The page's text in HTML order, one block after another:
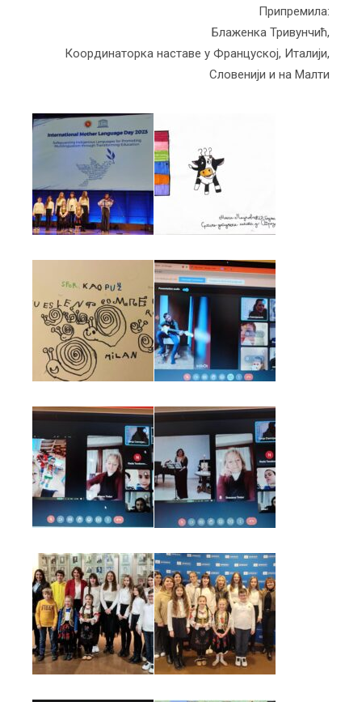
Припремила:
Блаженка Тривунчић,
Координаторка наставе у Француској, Италији,
Словенији и на Малти